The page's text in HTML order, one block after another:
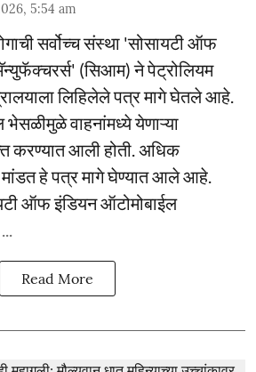
5:54 am
सर्वोच्च संस्था 'सोसायटी ऑफ
(सिआम) ने पेट्रोलियम
लिहिलेले पत्र मागे घेतले आहे.
वाहनांमध्ये येणाऱ्या
करण्यात आली होती. अधिक
मांडत हे पत्र मागे घेण्यात आले आहे.
ऑफ इंडियन ऑटोमोबाईल
Read More